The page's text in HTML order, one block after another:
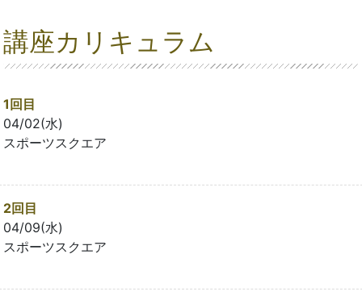
講座カリキュラム
1回目
04/02(水)
スポーツスクエア
2回目
04/09(水)
スポーツスクエア